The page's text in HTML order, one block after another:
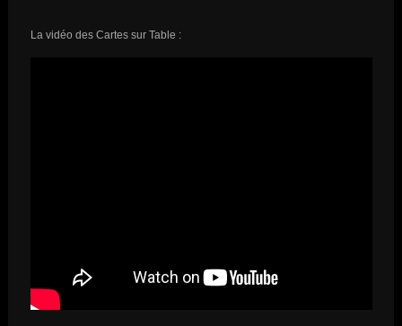
La vidéo des Cartes sur Table :